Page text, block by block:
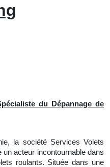
du Dépannage de
la société Services Volets
acteur incontournable dans
roulants. Située dans une